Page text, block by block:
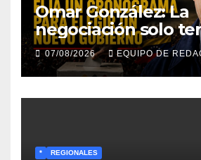
Omar González: La
negociación solo
sentido si fija un
para elegir un
gobierno
07/08/2026 EQUIPO DE
* REGIONALES